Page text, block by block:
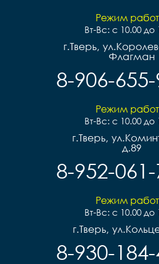
Режим
Вт-Вс: с 10.00 до
г.Тверь,
Флагман
8-906-
Режим
Вт-Вс: с 10.00 до
г.Тверь,
д.89
8-952-
Режим
Вт-Вс: с 10.00 до
г.Тверь,
8-930-